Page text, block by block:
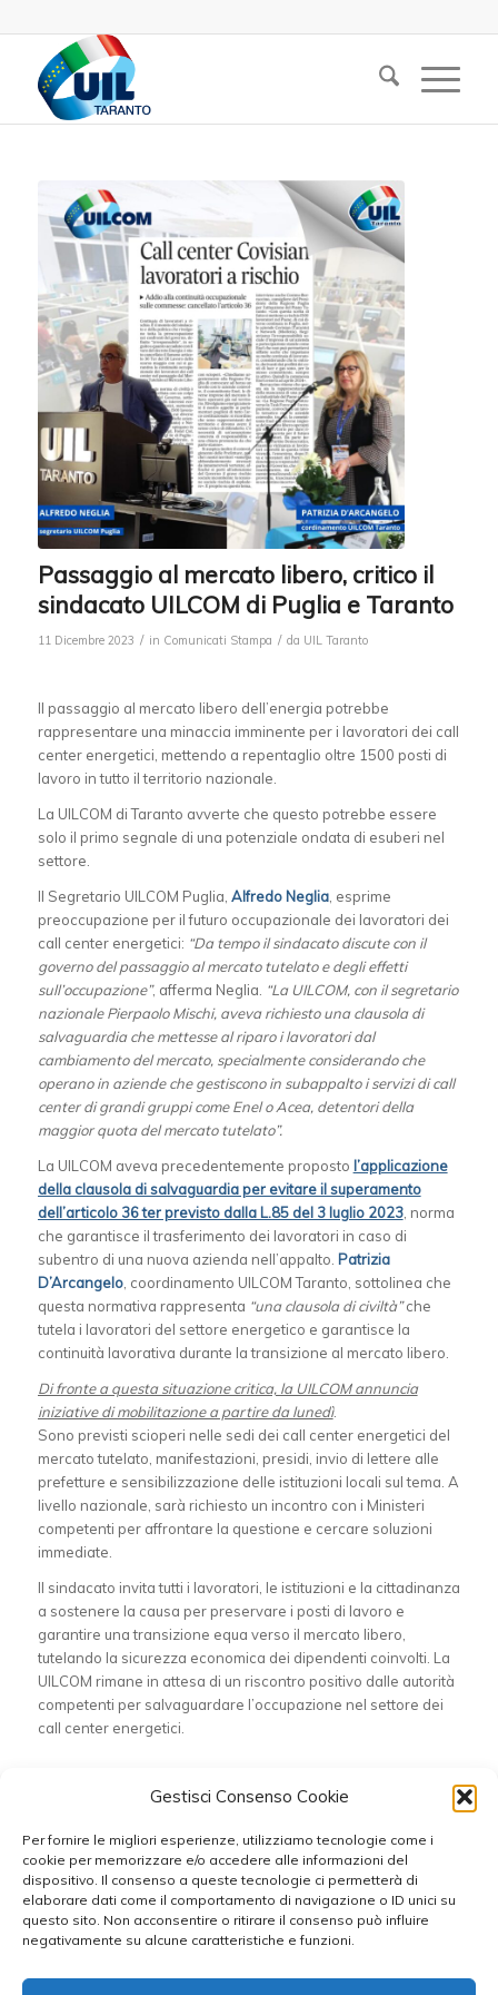
Gestisci Consenso Cookie
Per fornire le migliori esperienze, utilizziamo tecnologie come i
cookie per memorizzare e/o accedere alle informazioni del
dispositivo. Il consenso a queste tecnologie ci permetterà di
elaborare dati come il comportamento di navigazione o ID unici su
questo sito. Non acconsentire o ritirare il consenso può influire
negativamente su alcune caratteristiche e funzioni.
Passaggio al mercato libero, critico il
sindacato UILCOM di Puglia e Taranto
11 Dicembre 2023 / in Comunicati Stampa / da UIL Taranto
Il passaggio al mercato libero dell’energia potrebbe
rappresentare una minaccia imminente per i lavoratori dei call
center energetici, mettendo a repentaglio oltre 1500 posti di
lavoro in tutto il territorio nazionale.
La UILCOM di Taranto avverte che questo potrebbe essere
solo il primo segnale di una potenziale ondata di esuberi nel
settore.
Il Segretario UILCOM Puglia, Alfredo Neglia, esprime
preoccupazione per il futuro occupazionale dei lavoratori dei
call center energetici: “Da tempo il sindacato discute con il
governo del passaggio al mercato tutelato e degli effetti
sull’occupazione”, afferma Neglia. “La UILCOM, con il segretario
nazionale Pierpaolo Mischi, aveva richiesto una clausola di
salvaguardia che mettesse al riparo i lavoratori dal
cambiamento del mercato, specialmente considerando che
operano in aziende che gestiscono in subappalto i servizi di call
center di grandi gruppi come Enel o Acea, detentori della
maggior quota del mercato tutelato”.
La UILCOM aveva precedentemente proposto l’applicazione
della clausola di salvaguardia per evitare il superamento
dell’articolo 36 ter previsto dalla L.85 del 3 luglio 2023, norma
che garantisce il trasferimento dei lavoratori in caso di
subentro di una nuova azienda nell’appalto. Patrizia
D’Arcangelo, coordinamento UILCOM Taranto, sottolinea che
questa normativa rappresenta “una clausola di civiltà”che
tutela i lavoratori del settore energetico e garantisce la
continuità lavorativa durante la transizione al mercato libero.
Di fronte a questa situazione critica, la UILCOM annuncia
iniziative di mobilitazione a partire da lunedì.
Sono previsti scioperi nelle sedi dei call center energetici del
mercato tutelato, manifestazioni, presidi, invio di lettere alle
prefetture e sensibilizzazione delle istituzioni locali sul tema. A
livello nazionale, sarà richiesto un incontro con i Ministeri
competenti per affrontare la questione e cercare soluzioni
immediate.
Il sindacato invita tutti i lavoratori, le istituzioni e la cittadinanza
a sostenere la causa per preservare i posti di lavoro e
garantire una transizione equa verso il mercato libero,
tutelando la sicurezza economica dei dipendenti coinvolti. La
UILCOM rimane in attesa di un riscontro positivo dalle autorità
competenti per salvaguardare l’occupazione nel settore dei
call center energetici.
Condividi questo articolo